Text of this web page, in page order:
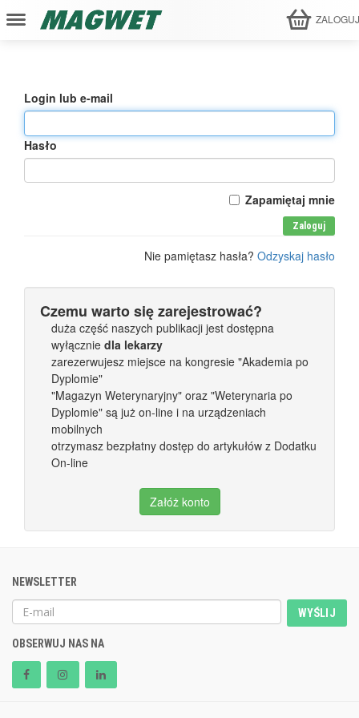
Login lub e-mail
Hasło
Zapamiętaj mnie
Zaloguj
Nie pamiętasz hasła? Odzyskaj hasło
Czemu warto się zarejestrować?
duża część naszych publikacji jest dostępna
wyłącznie dla lekarzy
zarezerwujesz miejsce na kongresie "Akademia po
Dyplomie"
"Magazyn Weterynaryjny" oraz "Weterynaria po
Dyplomie" są już on-line i na urządzeniach
mobilnych
otrzymasz bezpłatny dostęp do artykułów z Dodatku
On-line
Załóż konto
NEWSLETTER
WYŚLIJ
OBSERWUJ NAS NA